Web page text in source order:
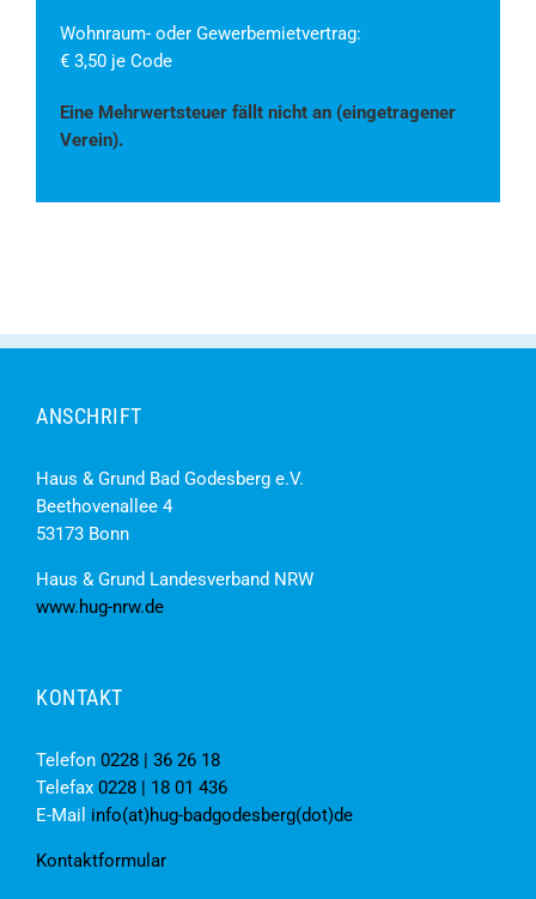
Wohnraum- oder Gewerbemietvertrag:
€ 3,50 je Code
Eine Mehrwertsteuer fällt nicht an (eingetragener
Verein).
ANSCHRIFT
Haus & Grund Bad Godesberg e.V.
Beethovenallee 4
53173 Bonn
Haus & Grund Landesverband NRW
www.hug-nrw.de
KONTAKT
Telefon 0228 | 36 26 18
Telefax 0228 | 18 01 436
E-Mail info(at)hug-badgodesberg(dot)de
Kontaktformular